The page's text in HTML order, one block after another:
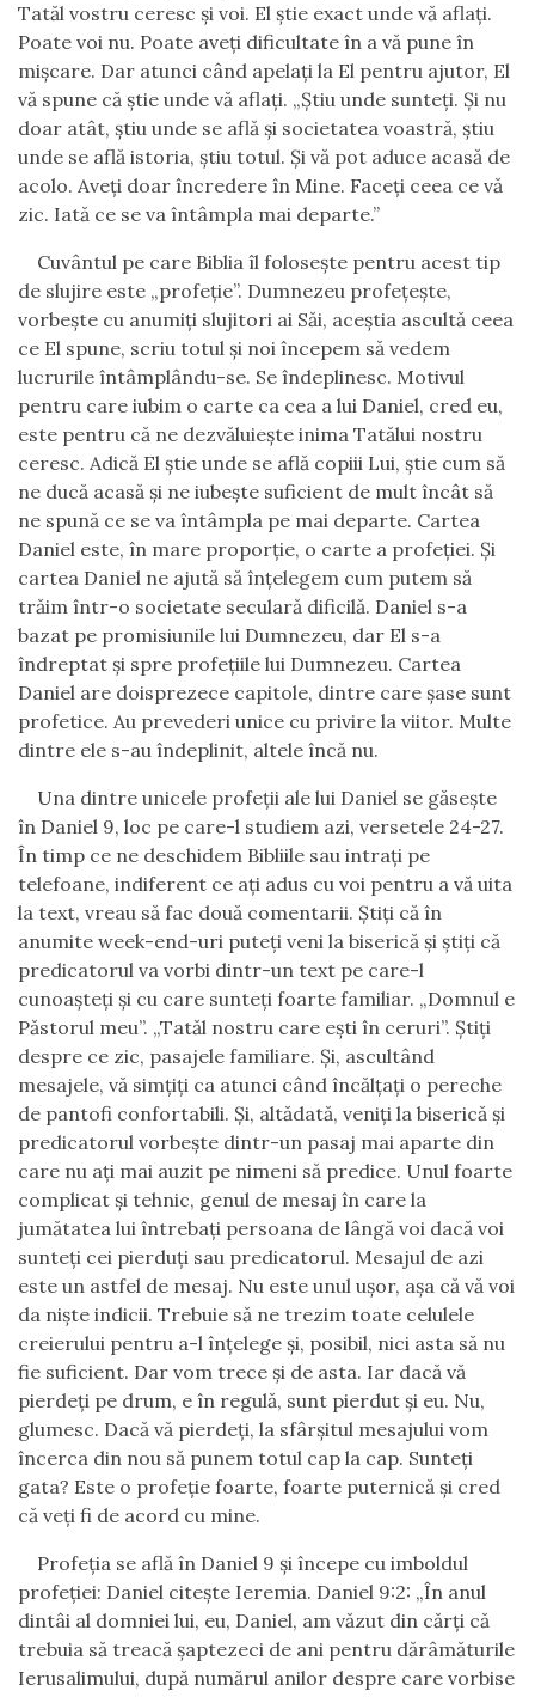
Tatăl vostru ceresc și voi. El știe exact unde vă aflați.
Poate voi nu. Poate aveți dificultate în a vă pune în
mișcare. Dar atunci când apelați la El pentru ajutor, El
vă spune că știe unde vă aflați. „Știu unde sunteți. Și nu
doar atât, știu unde se află și societatea voastră, știu
unde se află istoria, știu totul. Și vă pot aduce acasă de
acolo. Aveți doar încredere în Mine. Faceți ceea ce vă
zic. Iată ce se va întâmpla mai departe.”
Cuvântul pe care Biblia îl folosește pentru acest tip
de slujire este „profeție”. Dumnezeu profețește,
vorbește cu anumiți slujitori ai Săi, aceștia ascultă ceea
ce El spune, scriu totul și noi începem să vedem
lucrurile întâmplându-se. Se îndeplinesc. Motivul
pentru care iubim o carte ca cea a lui Daniel, cred eu,
este pentru că ne dezvăluiește inima Tatălui nostru
ceresc. Adică El știe unde se află copiii Lui, știe cum să
ne ducă acasă și ne iubește suficient de mult încât să
ne spună ce se va întâmpla pe mai departe. Cartea
Daniel este, în mare proporție, o carte a profeției. Și
cartea Daniel ne ajută să înțelegem cum putem să
trăim într-o societate seculară dificilă. Daniel s-a
bazat pe promisiunile lui Dumnezeu, dar El s-a
îndreptat și spre profețiile lui Dumnezeu. Cartea
Daniel are doisprezece capitole, dintre care șase sunt
profetice. Au prevederi unice cu privire la viitor. Multe
dintre ele s-au îndeplinit, altele încă nu.
Una dintre unicele profeții ale lui Daniel se găsește
în Daniel 9, loc pe care-l studiem azi, versetele 24-27.
În timp ce ne deschidem Bibliile sau intrați pe
telefoane, indiferent ce ați adus cu voi pentru a vă uita
la text, vreau să fac două comentarii. Știți că în
anumite week-end-uri puteți veni la biserică și știți că
predicatorul va vorbi dintr-un text pe care-l
cunoașteți și cu care sunteți foarte familiar. „Domnul e
Păstorul meu”. „Tatăl nostru care ești în ceruri”. Știți
despre ce zic, pasajele familiare. Și, ascultând
mesajele, vă simțiți ca atunci când încălțați o pereche
de pantofi confortabili. Și, altădată, veniți la biserică și
predicatorul vorbește dintr-un pasaj mai aparte din
care nu ați mai auzit pe nimeni să predice. Unul foarte
complicat și tehnic, genul de mesaj în care la
jumătatea lui întrebați persoana de lângă voi dacă voi
sunteți cei pierduți sau predicatorul. Mesajul de azi
este un astfel de mesaj. Nu este unul ușor, așa că vă voi
da niște indicii. Trebuie să ne trezim toate celulele
creierului pentru a-l înțelege și, posibil, nici asta să nu
fie suficient. Dar vom trece și de asta. Iar dacă vă
pierdeți pe drum, e în regulă, sunt pierdut și eu. Nu,
glumesc. Dacă vă pierdeți, la sfârșitul mesajului vom
încerca din nou să punem totul cap la cap. Sunteți
gata? Este o profeție foarte, foarte puternică și cred
că veți fi de acord cu mine.
Profeția se află în Daniel 9 și începe cu imboldul
profeției: Daniel citește Ieremia. Daniel 9:2: „În anul
dintâi al domniei lui, eu, Daniel, am văzut din cărţi că
trebuia să treacă şaptezeci de ani pentru dărâmăturile
Ierusalimului, după numărul anilor despre care vorbise